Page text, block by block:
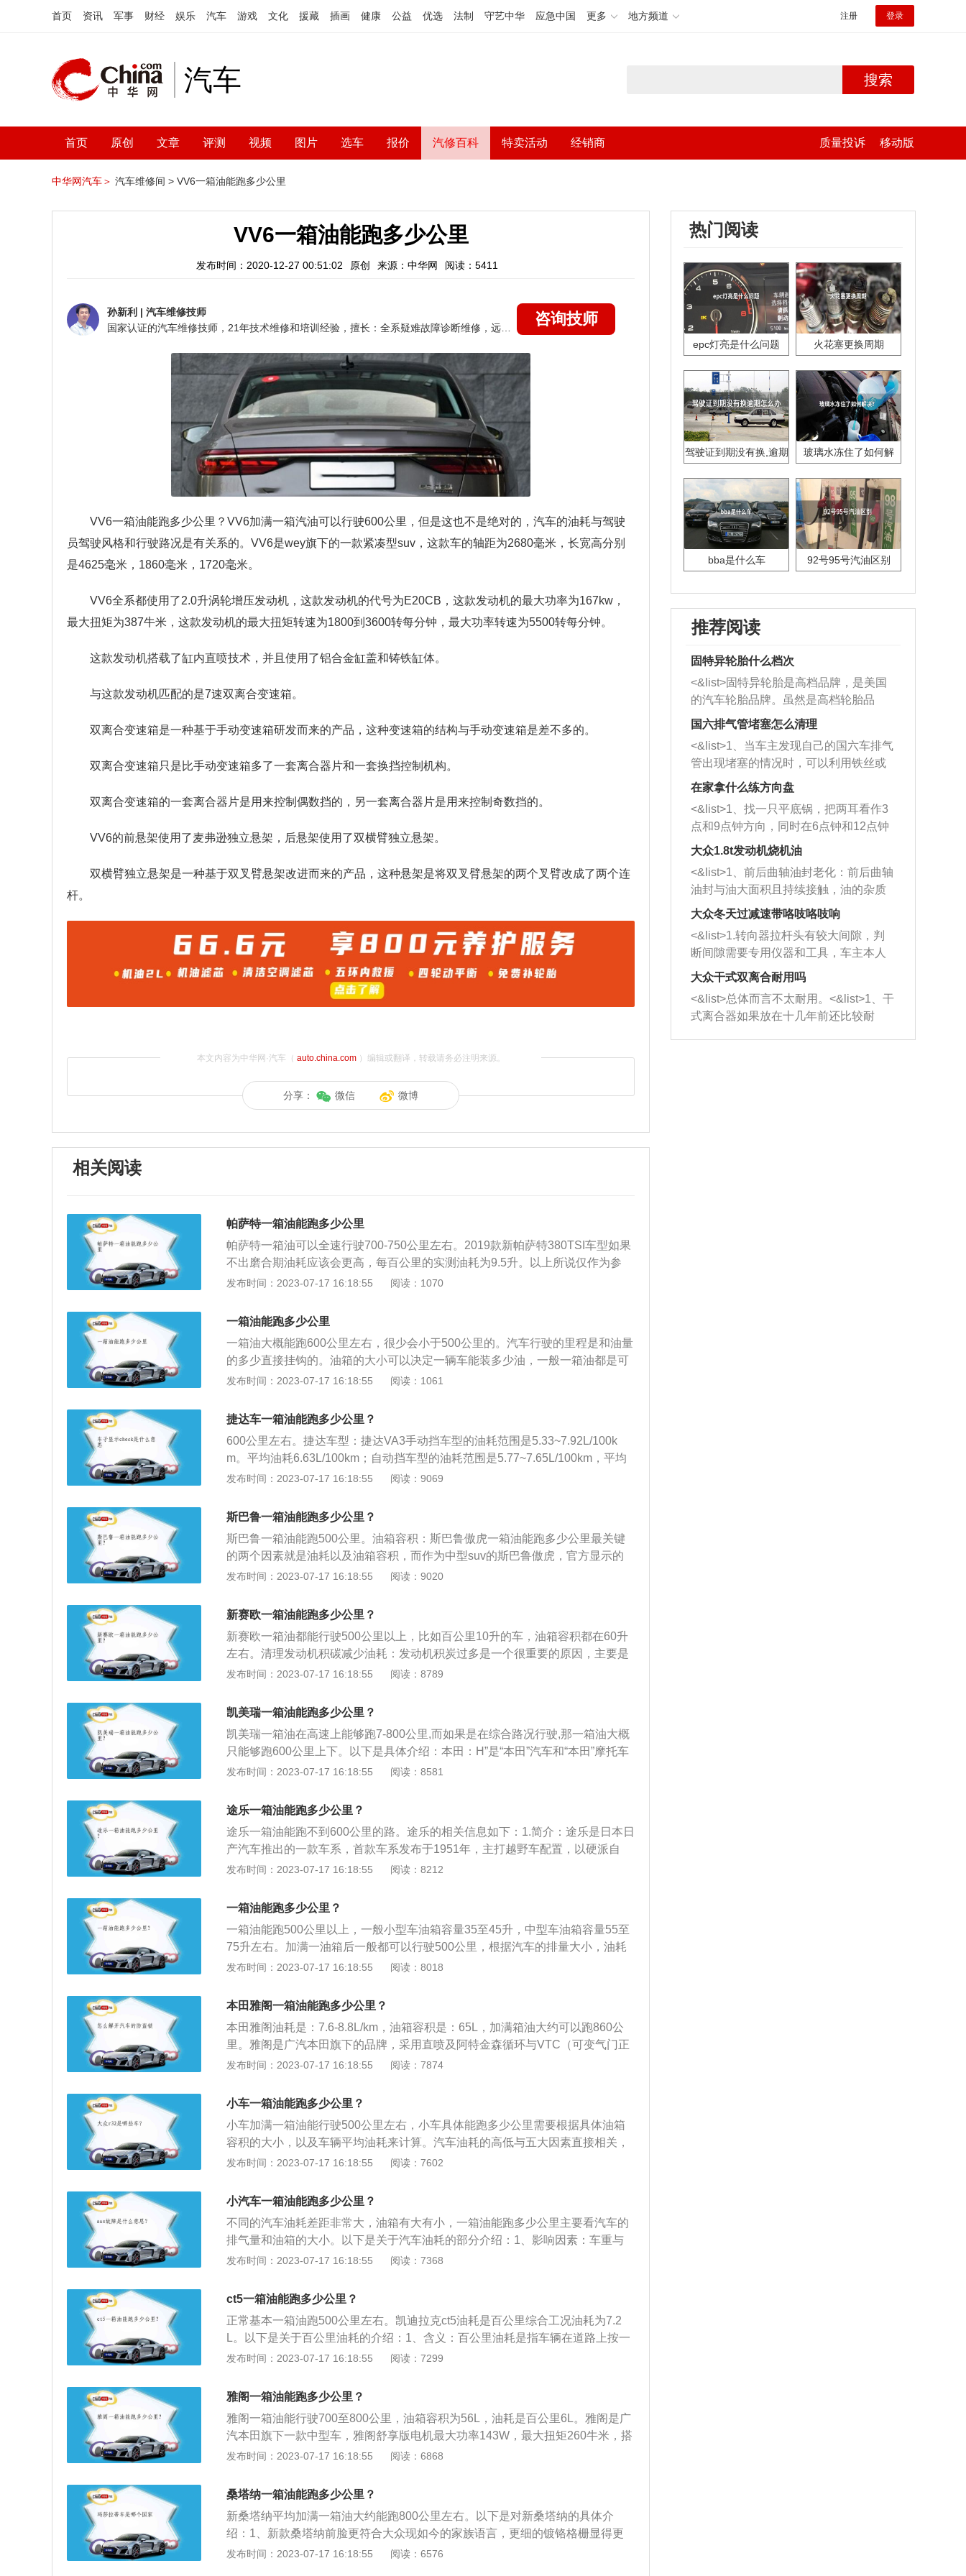
首页 资讯 军事 财经 娱乐 汽车 游戏 文化 援藏 插画 健康 公益 优选 法制 守艺中华 应急中国 更多 地方频道 注册 登录
汽车 搜索
首页 原创 文章 评测 视频 图片 选车 报价 汽修百科 特卖活动 经销商 质量投诉 移动版
中华网汽车＞ 汽车维修间 > VV6一箱油能跑多少公里
VV6一箱油能跑多少公里
发布时间：2020-12-27 00:51:02 原创 来源：中华网 阅读：5411
孙新利 | 汽车维修技师
咨询技师
VV6一箱油能跑多少公里？ VV6加满一箱汽油可以行驶600公里，但是这也不是绝对的，汽车的油耗与驾驶
员驾驶风格和行驶路况是有关系的。VV6是wey旗下的一款紧凑型suv，这款车的轴距为2680毫米，长宽高分别
是4625毫米，1860毫米，1720毫米。
VV6全系都使用了2.0升涡轮增压发动机，这款发动机的代号为E20CB，这款发动机的最大功率为167kw，
最大扭矩为387牛米，这款发动机的最大扭矩转速为1800到3600转每分钟，最大功率转速为5500转每分钟。
这款发动机搭载了缸内直喷技术，并且使用了铝合金缸盖和铸铁缸体。
与这款发动机匹配的是7速双离合变速箱。
双离合变速箱是一种基于手动变速箱研发而来的产品，这种变速箱的结构与手动变速箱是差不多的。
双离合变速箱只是比手动变速箱多了一套离合器片和一套换挡控制机构。
双离合变速箱的一套离合器片是用来控制偶数挡的，另一套离合器片是用来控制奇数挡的。
VV6的前悬架使用了麦弗逊独立悬架，后悬架使用了双横臂独立悬架。
双横臂独立悬架是一种基于双叉臂悬架改进而来的产品，这种悬架是将双叉臂悬架的两个叉臂改成了两个连
杆。
本文内容为中华网·汽车（ auto.china.com）编辑或翻译，转载请务必注明来源。
分享： 微信 微博
相关阅读
帕萨特一箱油能跑多少公里
帕萨特一箱油可以全速行驶700-750公里左右。2019款新帕萨特380TSI车型如果
不出磨合期油耗应该会更高，每百公里的实测油耗为9.5升。以上所说仅作为参
考，拥堵的城市路段跑的公里会更少。新款帕萨特的外观采用了最新的设计风
时尚。宽大的镀铬装饰条贯穿左右两个LED大灯组，提升了车内的辨识度。凹陷
的雾灯区域由银色镀铬饰条衬托，呈现出强烈的立体效果。多幅侧轮毂增强了车
内的运动感，贯穿式的腰线设计拉长了车内的视觉效果。尾部最醒目的字母PAS
SAT取代了大众的LOGO，细长的尾灯造型提升了夜间的辨识度，两侧的排气设
计增强了车内的运动感。整个尾部造型比迈腾更有魅力。新款帕萨特基于MQB平
级别中极为突出，2871mm的轴距表现提升了驾驶体验。基于新车和迈腾的平
台，悬架仍将与迈腾相同，采用前麦弗逊式独立悬架和后多连杆式独立悬架。
（数据来自有驾官网）
发布时间：2023-07-17 16:18:55 阅读：1070
一箱油能跑多少公里
一箱油大概能跑600公里左右，很少会小于500公里的。汽车行驶的里程是和油量
的多少直接挂钩的。油箱的大小可以决定一辆车能装多少油，一般一箱油都是可
以行驶500公里以上的。看排量和道路，一般私家车排量1.6L，油箱容量在40-50
箱一般能300-400公里。如果跑郊区或高速的，基本上能跑600、700公里以上。
2、要看汽车运行的线路条件（曲线、坡度等），曲线半径小，损耗大，油耗就
会提高，能运行的公里数就要下降，同样，如果线路坡度大，或者是山区铁路，
频繁上坡下坡，油耗也会比在平原地区增加很多。
发布时间：2023-07-17 16:18:55 阅读：1061
捷达车一箱油能跑多少公里？
600公里左右。捷达车型：捷达VA3手动挡车型的油耗范围是5.33~7.92L/100k
m。平均油耗6.63L/100km；自动挡车型的油耗范围是5.77~7.65L/100km，平均
油耗6.71L/100km。捷达汽车的特点：司机侧座椅高度可调节全新升级的人性化
劳，享受旅程。行李箱照明全新升级行李箱照明，开启时自动点亮，一扫黑暗中
取物品困扰。遥控钥匙带后备箱开启功能全新升级的遥控钥匙带后备箱开始功
能；随时随需从容开启；便捷无处不在。
发布时间：2023-07-17 16:18:55 阅读：9069
斯巴鲁一箱油能跑多少公里？
斯巴鲁一箱油能跑500公里。油箱容积：斯巴鲁傲虎一箱油能跑多少公里最关键
的两个因素就是油耗以及油箱容积，而作为中型suv的斯巴鲁傲虎，官方显示的
油箱容积为63L，虽然容积中规中矩，但是斯巴鲁傲虎搭载的2.5L自然吸气发动
的动力系统搭载的是一款2.5L的自然吸气发动机，这款发动机的燃油经济性很
高，而且傲虎的油箱容积也有63L，城市道路可以跑400公里左右，高速公路可以
跑500-600公里左右。
发布时间：2023-07-17 16:18:55 阅读：9020
新赛欧一箱油能跑多少公里？
新赛欧一箱油都能行驶500公里以上，比如百公里10升的车，油箱容积都在60升
左右。清理发动机积碳减少油耗：发动机积炭过多是一个很重要的原因，主要是
使用了不合适的油品。建议在加油时添加一定量的清洁剂,如果效果不明显,则说明
炭进行清洗。检查氧传感器好坏:作为汽车内部控制单元,氧传感器主要是监控发动
机油气配比情况,其一旦损坏,就会造成发动机油气配比失调,耗油量肯定会突然增
高。氧传感器损坏后,车辆在行驶过程中,排气筒会排出颜色较深的尾气,此时应该
更换氧传感器。
发布时间：2023-07-17 16:18:55 阅读：8789
凯美瑞一箱油能跑多少公里？
凯美瑞一箱油在高速上能够跑7-800公里,而如果是在综合路况行驶,那一箱油大概
只能够跑600公里上下。以下是具体介绍：本田：H”是“本田”汽车和“本田”摩托车
的图形商标，是“本田”日文拼音“HONDA”的第一个大写字母。本田汽车商标中的
的本田的技术和本田公司前途无量。”品牌发展：丰田汽车公司创立于1933年，
是一家总部设在日本爱知县丰田市和东京都文京区的汽车工业制造公司，隶属于
日本三井财阀。丰田汽车公司自2008始逐渐取代通用汽车公司而成为全世界排行
第一位的汽车生产厂商。
发布时间：2023-07-17 16:18:55 阅读：8581
途乐一箱油能跑多少公里？
途乐一箱油能跑不到600公里的路。途乐的相关信息如下：1.简介：途乐是日本日
产汽车推出的一款车系，首款车系发布于1951年，主打越野车配置，以硬派自
居。截至2016年共发布六款车系，以坚固的车身和可靠的性能成为越野车豪华车
打越野车配置，以硬派自居。常说的途乐一般指第四代（Y60）和第五代（Y6
1）车型。这两代车型凭借着坚固的车身和可靠的性能得到了众多越野爱好者和
西北地区人民的喜爱，并且频频出现在越野赛事中，并被联合国维和部队指定为
官方用车，赢得了较高的知名度。
发布时间：2023-07-17 16:18:55 阅读：8212
一箱油能跑多少公里？
一箱油能跑500公里以上，一般小型车油箱容量35至45升，中型车油箱容量55至
75升左右。加满一油箱后一般都可以行驶500公里，根据汽车的排量大小，油耗
大的油箱就大，油耗小的油箱就小。一般普通轿车油箱容积为50升左右，如果油
至4至5升。如国道车多路不好，行驶速度不快，比较费油；如高速可以长时间保
持在一定的车速，可以充分发挥出车子的性能。
发布时间：2023-07-17 16:18:55 阅读：8018
本田雅阁一箱油能跑多少公里？
本田雅阁油耗是：7.6-8.8L/km，油箱容积是：65L，加满箱油大约可以跑860公
里。雅阁是广汽本田旗下的品牌，采用直喷及阿特金森循环与VTC（可变气门正
时技术），导入ERG废气再循环系统，采用i-VTEC与智能动力管理系统，可根据
驶： 车辆行驶时需要控制好车速，避免急刹车； 2、车辆在高速行驶不要开
窗： 当行驶的速度比较高时，开窗会增加油耗量； 3、经常检查胎压，确保轮胎
气压正确： 不够气或是气太多，都会增加耗油量，因此需要定时检查轮胎气
压； 4、注意变速箱保养： 一定要更换与车辆相符合的变速箱油，变速箱油不仅
起润滑作用，还起到传递扭矩的作用，所以要定期更换。
发布时间：2023-07-17 16:18:55 阅读：7874
小车一箱油能跑多少公里？
小车加满一箱油能行驶500公里左右，小车具体能跑多少公里需要根据具体油箱
容积的大小，以及车辆平均油耗来计算。汽车油耗的高低与五大因素直接相关，
即驾驶习惯、汽车本身、道路状态、自然风、环境温度。会使汽车油耗增加的具
门会使油耗增高。汽车本身：排量大的车比排量小的车油耗大，因为排量大功率
一般就大，需要更多的汽油燃烧做功。汽车自重大的车油耗会高，因为自重大需
要更大的驱动扭矩。道路状态：土路、泥泞路、松软路面、山路等，在这些路面
行驶，阻力大，耗油会增加。自然风：迎风行驶、大风天行驶，汽车阻力增大，
油耗增加。环境温度低，发动机缸体温度低，冷起动时喷入的汽油不易雾化，需
高转速来热车，这也会增大油耗。
发布时间：2023-07-17 16:18:55 阅读：7602
小汽车一箱油能跑多少公里？
不同的汽车油耗差距非常大，油箱有大有小，一箱油能跑多少公里主要看汽车的
排气量和油箱的大小。以下是关于汽车油耗的部分介绍：1、影响因素：车重与
油耗的关系成正比，据说车重每下降10%，油耗也会相应下降若干个百分点；车
胎充足气；定期到维修站清洗积炭；定期更换火花塞，如果火花塞使用的时间太
长，也会出现油耗加大的现象。
发布时间：2023-07-17 16:18:55 阅读：7368
ct5一箱油能跑多少公里？
正常基本一箱油跑500公里左右。凯迪拉克ct5油耗是百公里综合工况油耗为7.2
L。以下是关于百公里油耗的介绍：1、含义：百公里油耗是指车辆在道路上按一
定速度行驶一百公里的油耗。是车辆的一个理论指标。百公里油耗是厂家在客观
驶，计算出车型的理论实验百公里油耗数据。2、真实油耗：由于多数车辆在90
公里/小时接近经济车速，因此大多数对外公布的理论油耗通常为90公里/小时的
百公里油耗。
发布时间：2023-07-17 16:18:55 阅读：7299
雅阁一箱油能跑多少公里？
雅阁一箱油能行驶700至800公里，油箱容积为56L，油耗是百公里6L。雅阁是广
汽本田旗下一款中型车，雅阁舒享版电机最大功率143W，最大扭矩260牛米，搭
载ctv无级变速箱。车身尺寸长宽高为4906X1862X1449mm。影响油耗的因素：
备厢当成仓库，增加了汽车自重，车重与油耗的关系成正比。车重每下降10％，
油耗也会相应下降若干个百分点；不正确的驾驶习惯对油耗的影响最大，在驾驶
过程中，特别是在交通不畅、等红灯、变换车道时，急加速、急刹车的问题最为
常见。
发布时间：2023-07-17 16:18:55 阅读：6868
桑塔纳一箱油能跑多少公里？
新桑塔纳平均加满一箱油大约能跑800公里左右。以下是对新桑塔纳的具体介
绍：1、新款桑塔纳前脸更符合大众现如今的家族语言，更细的镀铬格栅显得更
加精致豪华，前保险杠还加入了唇边的造型，显得更加年轻。尾部最大的改变在
发布时间：2023-07-17 16:18:55 阅读：6576
热门阅读
epc灯亮是什么问题 火花塞更换周期
驾驶证到期没有换,逾期
玻璃水冻住了如何解
bba是什么车 92号95号汽油区别
推荐阅读
固特异轮胎什么档次
<&list>固特异轮胎是高档品牌，是美国
的汽车轮胎品牌。虽然是高档轮胎品
牌，但是中高低端的轮胎都有生产，这
也是为了更好的开拓市场。
国六排气管堵塞怎么清理
<&list>1、当车主发现自己的国六车排气
管出现堵塞的情况时，可以利用铁丝或
者是细棍，直接将杂物给取出来，如果
堵塞情况比较严重，也可以采取应急措
施。 <&list>2、直接利用木棍将所有的
杂物推到排气管里面的位置处，然后将
三元催化器拆解开，就可以将堵塞的东
西取出来。但如果是因为积碳过多引起
的堵塞，就需要将三元催化器泡在草酸
洗剂对堵塞的情况得到解决，将清洗剂
放在燃油箱中，与燃油混合后，车辆启
动时，就可以和汽油一起进入到燃烧
室，最后形成废气排出，就可以让三元
催化器得到清洗，排气管堵塞的情况就
能够得到解决。
在家拿什么练方向盘
<&list>1、找一只平底锅，把两耳看作3
点和9点钟方向，同时在6点钟和12点钟
方向做一个标记。 <&list>2、双手握住
一圈半的练习，往右同样也要打相同的
圈数。 <&list>3、最后强调要反复练
习，这样就可以形成肌肉记忆，在真实
驾驶车辆时，不需要记忆也能打好方
向。
大众1.8t发动机烧机油
<&list>1、前后曲轴油封老化：前后曲轴
油封与油大面积且持续接触，油的杂质
和发动机内持续温度变化使其密封效果
逐渐减弱，导致渗油或漏油。<&list>2、
活塞间隙过大：积碳会使活塞环与缸体
的间隙扩大，导致机油流入燃烧室中，
造成烧机油。<&list>3、机油粘度。使用
机油粘度过小的话，同样会有烧机油现
象，机油粘度过小具有很好的流动性，
大众冬天过减速带咯吱咯吱响
<&list>1.转向器拉杆头有较大间隙，判
断间隙需要专用仪器和工具，车主本人
无法制作，需要将车辆送到修理厂或4s
店；<&list>2.车辆半轴套管防尘罩破
裂，破裂后会出现漏油现象，使半轴磨
损严重，磨损的半轴容易损坏，产生异
响；<&list>3.稳定器的转向胶套和球头
大众干式双离合耐用吗
<&list>总体而言不太耐用。<&list>1、干
式离合器如果放在十几年前还比较耐